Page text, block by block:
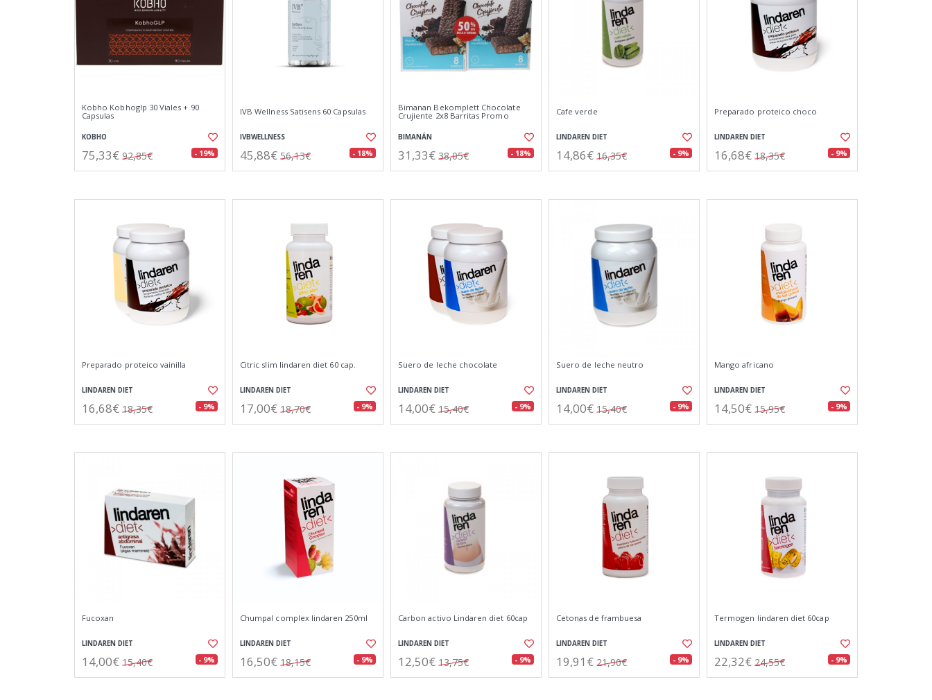
Kobho Kobhoglp 30 Viales + 90
Capsulas
KOBHO
75,33€ 92,85€ - 19%
IVB Wellness Satisens 60 Capsulas
IVBWELLNESS
45,88€ 56,13€ - 18%
Bimanan Bekomplett Chocolate
Crujiente 2x8 Barritas Promo
BIMANÁN
31,33€ 38,05€ - 18%
Cafe verde
LINDAREN DIET
14,86€ 16,35€ - 9%
Preparado proteico choco
LINDAREN DIET
16,68€ 18,35€ - 9%
Preparado proteico vainilla
LINDAREN DIET
16,68€ 18,35€ - 9%
Citric slim lindaren diet 60 cap.
LINDAREN DIET
17,00€ 18,70€ - 9%
Suero de leche chocolate
LINDAREN DIET
14,00€ 15,40€ - 9%
Suero de leche neutro
LINDAREN DIET
14,00€ 15,40€ - 9%
Mango africano
LINDAREN DIET
14,50€ 15,95€ - 9%
Fucoxan
LINDAREN DIET
14,00€ 15,40€ - 9%
Chumpal complex lindaren 250ml
LINDAREN DIET
16,50€ 18,15€ - 9%
Carbon activo Lindaren diet 60cap
LINDAREN DIET
12,50€ 13,75€ - 9%
Cetonas de frambuesa
LINDAREN DIET
19,91€ 21,90€ - 9%
Termogen lindaren diet 60cap
LINDAREN DIET
22,32€ 24,55€ - 9%